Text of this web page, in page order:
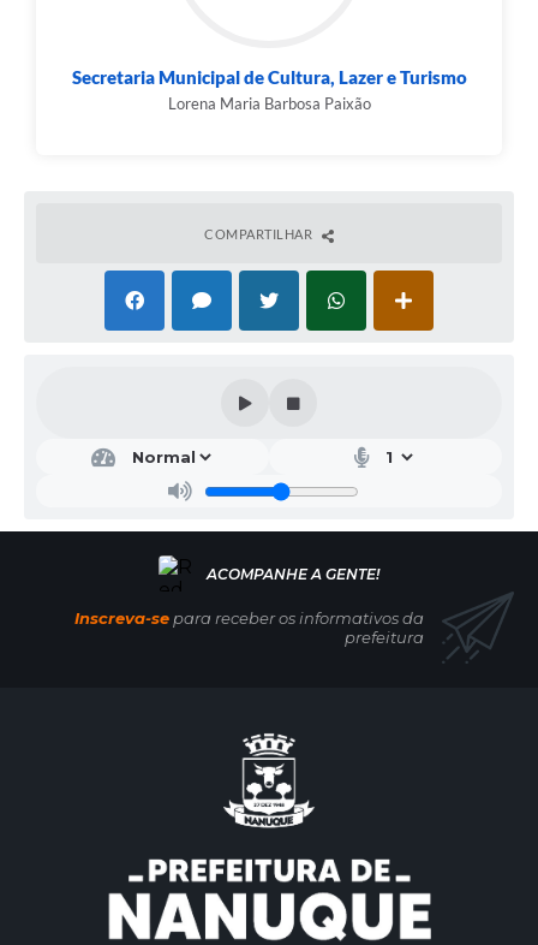
Secretaria Municipal de Cultura, Lazer e Turismo
Lorena Maria Barbosa Paixão
COMPARTILHAR
Inscreva-separa receber os informativos da
prefeitura